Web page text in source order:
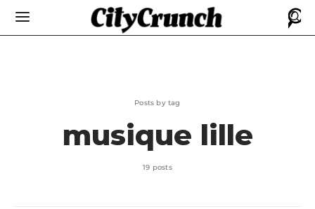
Posts by tag
musique lille
19 posts